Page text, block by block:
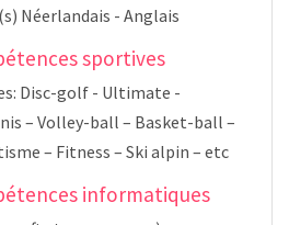
Néerlandais - Anglais
sportives
Disc-golf - Ultimate -
– Volley-ball – Basket-ball –
– Fitness – Ski alpin – etc
informatiques